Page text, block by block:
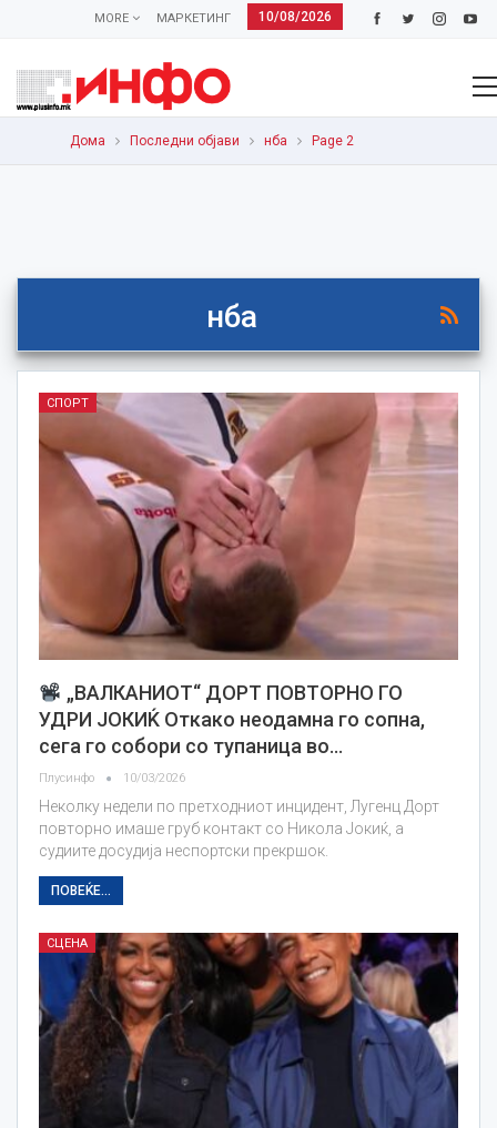
10/08/2026
МАРКЕТИНГ
MORE
Дома Последни објави нба Page 2
нба
СПОРТ
„ВАЛКАНИОТ“ ДОРТ ПОВТОРНО ГО
УДРИ ЈОКИЌ Откако неодамна го сопна,
сега го собори со тупаница во…
Плусинфо 10/03/2026
Неколку недели по претходниот инцидент, Лугенц Дорт
повторно имаше груб контакт со Никола Јокиќ, а
судиите досудија неспортски прекршок.
ПОВЕЌЕ...
СЦЕНА